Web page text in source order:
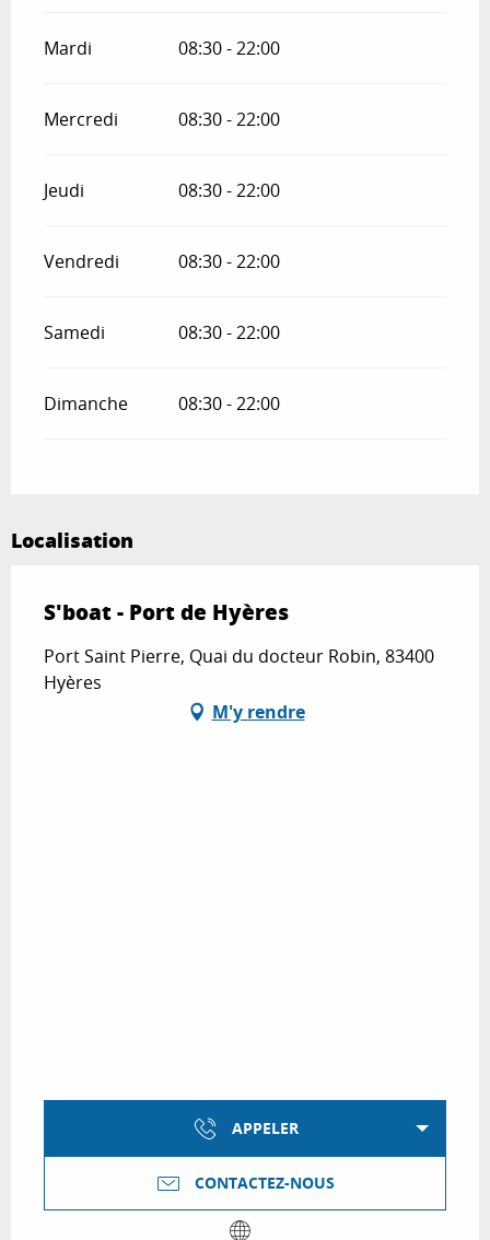
Mardi 08:30 - 22:00
Mercredi 08:30 - 22:00
Jeudi 08:30 - 22:00
Vendredi 08:30 - 22:00
Samedi 08:30 - 22:00
Dimanche 08:30 - 22:00
Localisation
S'boat - Port de Hyères
Port Saint Pierre, Quai du docteur Robin, 83400
Hyères
M'y rendre
APPELER
CONTACTEZ-NOUS